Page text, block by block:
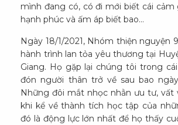
mình đang có, có đi mới biết cái
hạnh phúc và ấm áp biết bao…
Ngày 18/1/2021, Nhóm thiện nguyện
hành trình lan tỏa yêu thương tại
Giang. Họ gặp lại chúng tôi trong
đón người thân trở về sau bao
Những đôi mắt nhọc nhằn ưu tư, vất
khi kể về thành tích học tập của
đó là động lực lớn nhất để họ thấy